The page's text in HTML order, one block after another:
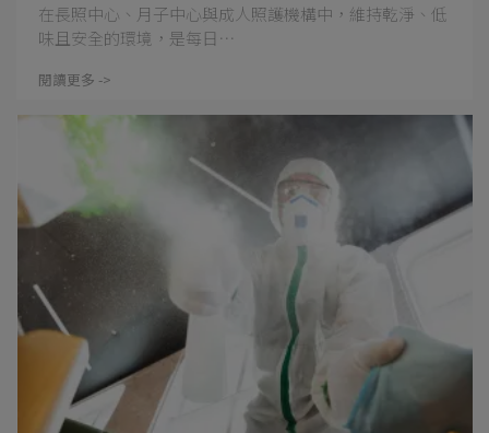
在長照中心、月子中心與成人照護機構中，維持乾淨、低
味且安全的環境，是每日⋯
閱讀更多 ->